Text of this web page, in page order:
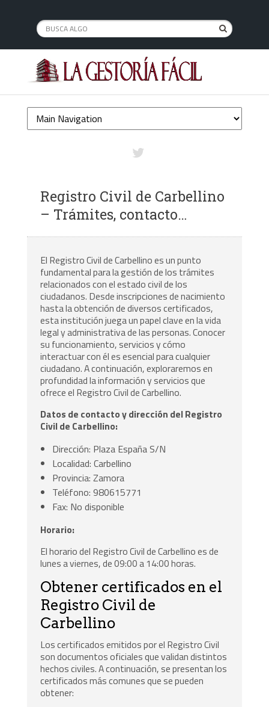
Registro Civil de Carbellino
– Trámites, contacto…
El Registro Civil de Carbellino es un punto
fundamental para la gestión de los trámites
relacionados con el estado civil de los
ciudadanos. Desde inscripciones de nacimiento
hasta la obtención de diversos certificados,
esta institución juega un papel clave en la vida
legal y administrativa de las personas. Conocer
su funcionamiento, servicios y cómo
interactuar con él es esencial para cualquier
ciudadano. A continuación, exploraremos en
profundidad la información y servicios que
ofrece el Registro Civil de Carbellino.
Datos de contacto y dirección del Registro
Civil de Carbellino:
Dirección: Plaza España S/N
Localidad: Carbellino
Provincia: Zamora
Teléfono: 980615771
Fax: No disponible
Horario:
El horario del Registro Civil de Carbellino es de
lunes a viernes, de 09:00 a 14:00 horas.
Obtener certificados en el
Registro Civil de
Carbellino
Los certificados emitidos por el Registro Civil
son documentos oficiales que validan distintos
hechos civiles. A continuación, se presentan los
certificados más comunes que se pueden
obtener: